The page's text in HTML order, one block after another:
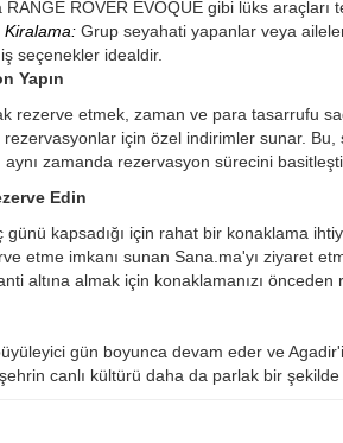
ROVER EVOQUE gibi lüks araçları
Kiralama: Grup seyahati yapanlar veya
seçenekler idealdir.
Yapın
rezerve etmek, zaman ve para tasarrufu
için özel indirimler sunar. Bu,
zamanda rezervasyon sürecini
Edin
kapsadığı için rahat bir konaklama
etme imkanı sunan Sana.ma'yı ziyaret
altına almak için konaklamanızı önceden
gün boyunca devam eder ve
canlı kültürü daha da parlak bir şekilde